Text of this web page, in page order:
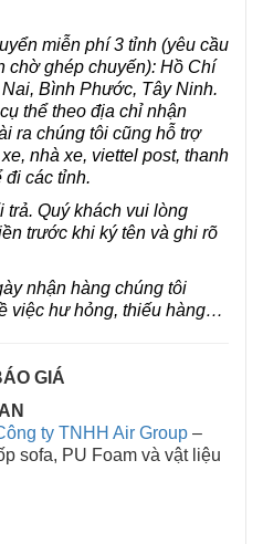
miễn phí 3 tỉnh (yêu cầu
chờ ghép chuyến): Hồ Chí
Bình Phước, Tây Ninh.
thể theo địa chỉ nhận
ra chúng tôi cũng hỗ trợ
nhà xe, viettel post, thanh
các tỉnh.
trả. Quý khách vui lòng
trước khi ký tên và ghi rõ
nhận hàng chúng tôi
việc hư hỏng, thiếu hàng…
GIÁ
ty TNHH Air Group –
sofa, PU Foam và vật liệu